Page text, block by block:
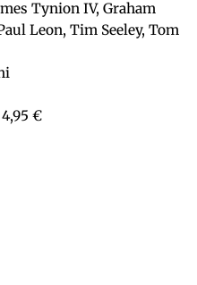
Tynion IV, Graham
Leon, Tim Seeley, Tom
€